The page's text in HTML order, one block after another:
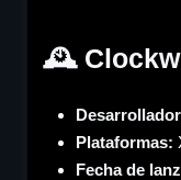
🕰️
Plataformas:
Fecha de